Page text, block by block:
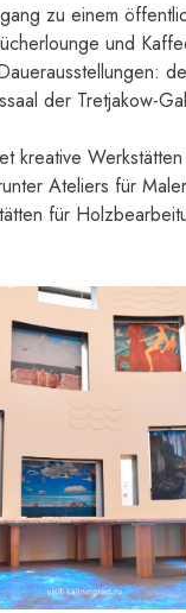
zu einem
und
der Tretjakow-
kreative
Ateliers für
für